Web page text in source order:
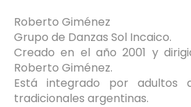
Roberto Giménez
Grupo de Danzas Sol Incaico.
Creado en el año 2001 y
Roberto Giménez.
Está integrado por adultos
tradicionales argentinas.